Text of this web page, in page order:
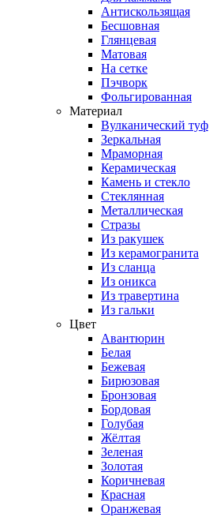
Антискользящая
Бесшовная
Глянцевая
Матовая
На сетке
Пэчворк
Фольгированная
Материал
Вулканический туф
Зеркальная
Мраморная
Керамическая
Камень и стекло
Стеклянная
Металлическая
Стразы
Из ракушек
Из керамогранита
Из сланца
Из оникса
Из травертина
Из гальки
Цвет
Авантюрин
Белая
Бежевая
Бирюзовая
Бронзовая
Бордовая
Голубая
Жёлтая
Зеленая
Золотая
Коричневая
Красная
Оранжевая